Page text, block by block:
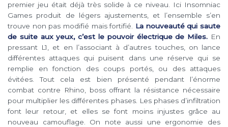
premier jeu était déjà très solide à ce niveau. Ici Insomniac
Games produit de légers ajustements, et l’ensemble s’en
trouve non pas modifié mais fortifié. La nouveauté qui saute
de suite aux yeux, c’est le pouvoir électrique de Miles. En
pressant L1, et en l’associant à d’autres touches, on lance
différentes attaques qui puisent dans une réserve qui se
remplie en fonction des coups portés, ou des attaques
évitées. Tout cela est bien présenté pendant l’énorme
combat contre Rhino, boss offrant la résistance nécessaire
pour multiplier les différentes phases. Les phases d’infiltration
font leur retour, et elles se font moins injustes grâce au
nouveau camouflage. On note aussi une ergonomie des